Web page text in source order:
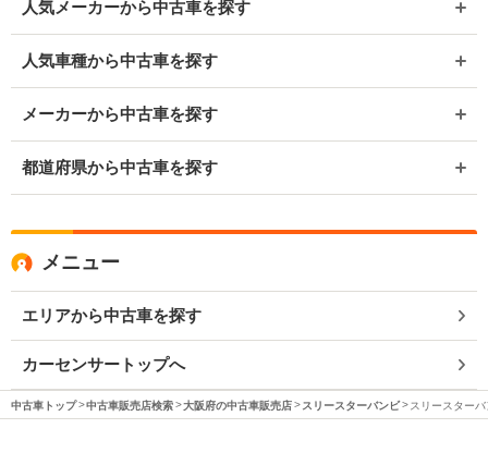
人気メーカーから中古車を探す
人気車種から中古車を探す
メーカーから中古車を探す
都道府県から中古車を探す
メニュー
エリアから中古車を探す
カーセンサートップへ
中古車トップ 中古車販売店検索 大阪府の中古車販売店 スリースターバンビ スリースター